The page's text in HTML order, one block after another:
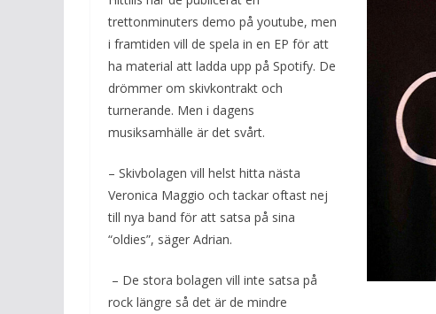
trettonminuters demo på youtube, men
i framtiden vill de spela in en EP för att
ha material att ladda upp på Spotify. De
drömmer om skivkontrakt och
turnerande. Men i dagens
musiksamhälle är det svårt.
– Skivbolagen vill helst hitta nästa
Veronica Maggio och tackar oftast nej
till nya band för att satsa på sina
“oldies”, säger Adrian.
– De stora bolagen vill inte satsa på
rock längre så det är de mindre